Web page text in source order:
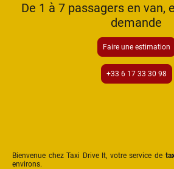
De 1 à 7 passagers en van,
demande
Faire une estimation
+33 6 17 33 30 98
Bienvenue chez Taxi Drive It, votre service de
environs.